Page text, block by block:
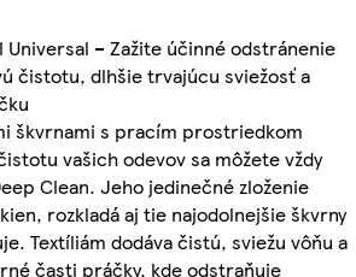
Universal – Zažite účinné odstránenie
čistotu, dlhšie trvajúcu sviežosť a
škvrnami s pracím prostriedkom
vašich odevov sa môžete vždy
Clean. Jeho jedinečné zloženie
rozkladá aj tie najodolnejšie škvrny
Textíliám dodáva čistú, sviežu vôňu a
časti práčky, kde odstraňuje